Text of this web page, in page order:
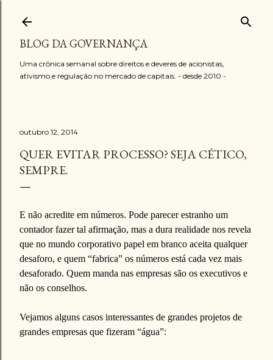
BLOG DA GOVERNANÇA
Uma crônica semanal sobre direitos e deveres de acionistas,
ativismo e regulação no mercado de capitais. - desde 2010 -
outubro 12, 2014
QUER EVITAR PROCESSO? SEJA CÉTICO,
SEMPRE.
E não acredite em números. Pode parecer estranho um
contador fazer tal afirmação, mas a dura realidade nos revela
que no mundo corporativo papel em branco aceita qualquer
desaforo, e quem “fabrica” os números está cada vez mais
desaforado. Quem manda nas empresas são os executivos e
não os conselhos.
Vejamos alguns casos interessantes de grandes projetos de
grandes empresas que fizeram “água”: